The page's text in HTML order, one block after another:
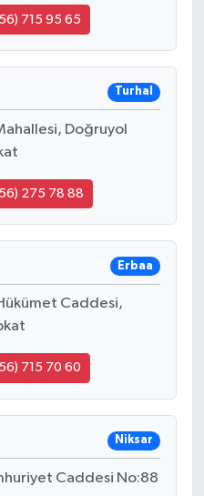
715 95 65
Turhal
Doğruyol
275 78 88
Erbaa
Caddesi,
715 70 60
Niksar
Caddesi No:88